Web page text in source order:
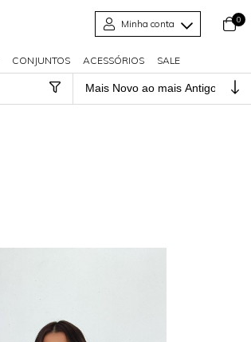
Minha conta 0
CONJUNTOS ACESSÓRIOS SALE